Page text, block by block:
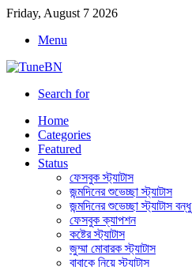
Friday, August 7 2026
Menu
Search for
Home
Categories
Featured
Status
ফেসবুক স্ট্যাটাস
জন্মদিনের শুভেচ্ছা স্ট্যাটাস
জন্মদিনের শুভেচ্ছা স্ট্যাটাস বন্ধু
ফেসবুক ক্যাপশন
কষ্টের স্ট্যাটাস
জুম্মা মোবারক স্ট্যাটাস
বাবাকে নিয়ে স্ট্যাটাস